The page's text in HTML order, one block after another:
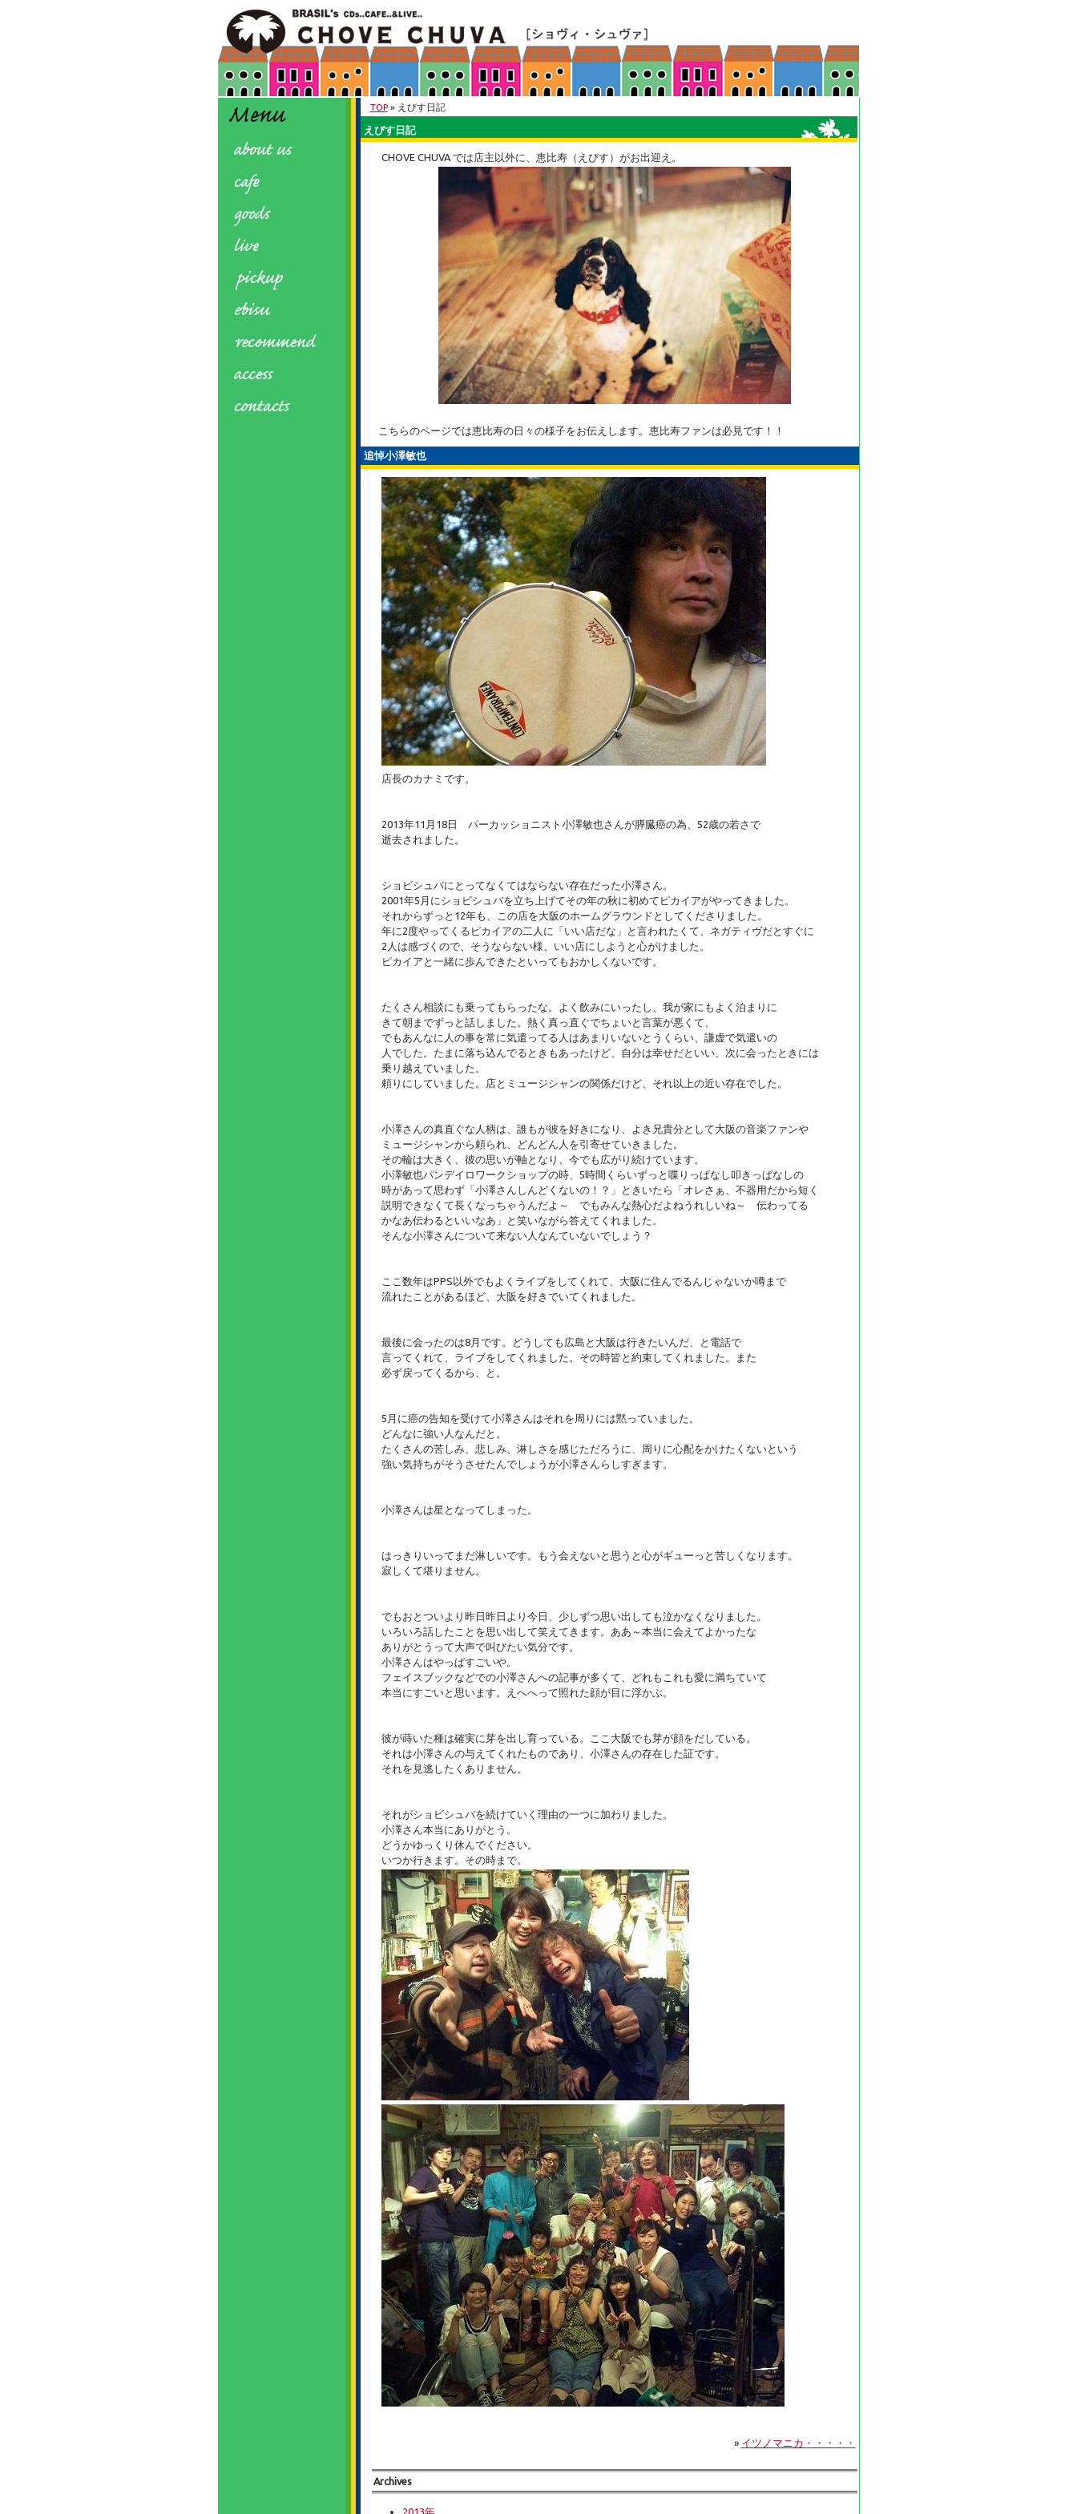
TOP» えびす日記
えびす日記
CHOVE CHUVA では店主以外に、恵比寿（えびす）がお出迎え。
こちらのページでは恵比寿の日々の様子をお伝えします。恵比寿ファンは必見です！！
追悼小澤敏也
店長のカナミです。
2013年11月18日 パーカッショニスト小澤敏也さんが膵臓癌の為、52歳の若さで
逝去されました。
ショビシュバにとってなくてはならない存在だった小澤さん。
2001年5月にショビシュバを立ち上げてその年の秋に初めてピカイアがやってきました。
それからずっと12年も、この店を大阪のホームグラウンドとしてくださりました。
年に2度やってくるピカイアの二人に「いい店だな」と言われたくて、ネガティヴだとすぐに
2人は感づくので、そうならない様、いい店にしようと心がけました。
ピカイアと一緒に歩んできたといってもおかしくないです。
たくさん相談にも乗ってもらったな。よく飲みにいったし、我が家にもよく泊まりに
きて朝までずっと話しました。熱く真っ直ぐでちょいと言葉が悪くて、
でもあんなに人の事を常に気遣ってる人はあまりいないとうくらい、謙虚で気遣いの
人でした。たまに落ち込んでるときもあったけど、自分は幸せだといい、次に会ったときには
乗り越えていました。
頼りにしていました。店とミュージシャンの関係だけど、それ以上の近い存在でした。
小澤さんの真直ぐな人柄は、誰もが彼を好きになり、よき兄貴分として大阪の音楽ファンや
ミュージシャンから頼られ、どんどん人を引寄せていきました。
その輪は大きく、彼の思いが軸となり、今でも広がり続けています。
小澤敏也パンデイロワークショップの時、5時間くらいずっと喋りっぱなし叩きっぱなしの
時があって思わず「小澤さんしんどくないの！？」ときいたら「オレさぁ、不器用だから短く
説明できなくて長くなっちゃうんだよ～ でもみんな熱心だよねうれしいね～ 伝わってる
かなあ伝わるといいなあ」と笑いながら答えてくれました。
そんな小澤さんについて来ない人なんていないでしょう？
ここ数年はPPS以外でもよくライブをしてくれて、大阪に住んでるんじゃないか噂まで
流れたことがあるほど、大阪を好きでいてくれました。
最後に会ったのは8月です。どうしても広島と大阪は行きたいんだ、と電話で
言ってくれて、ライブをしてくれました。その時皆と約束してくれました。また
必ず戻ってくるから、と。
5月に癌の告知を受けて小澤さんはそれを周りには黙っていました。
どんなに強い人なんだと。
たくさんの苦しみ、悲しみ、淋しさを感じただろうに、周りに心配をかけたくないという
強い気持ちがそうさせたんでしょうが小澤さんらしすぎます。
小澤さんは星となってしまった。
はっきりいってまだ淋しいです。もう会えないと思うと心がギューっと苦しくなります。
寂しくて堪りません。
でもおとついより昨日昨日より今日、少しずつ思い出しても泣かなくなりました。
いろいろ話したことを思い出して笑えてきます。ああ～本当に会えてよかったな
ありがとうって大声で叫びたい気分です。
小澤さんはやっぱすごいや。
フェイスブックなどでの小澤さんへの記事が多くて、どれもこれも愛に満ちていて
本当にすごいと思います。えへへって照れた顔が目に浮かぶ。
彼が蒔いた種は確実に芽を出し育っている。ここ大阪でも芽が顔をだしている。
それは小澤さんの与えてくれたものであり、小澤さんの存在した証です。
それを見逃したくありません。
それがショビシュバを続けていく理由の一つに加わりました。
小澤さん本当にありがとう。
どうかゆっくり休んでください。
いつか行きます。その時まで。
» イツノマニカ・・・・・
Archives
2013年